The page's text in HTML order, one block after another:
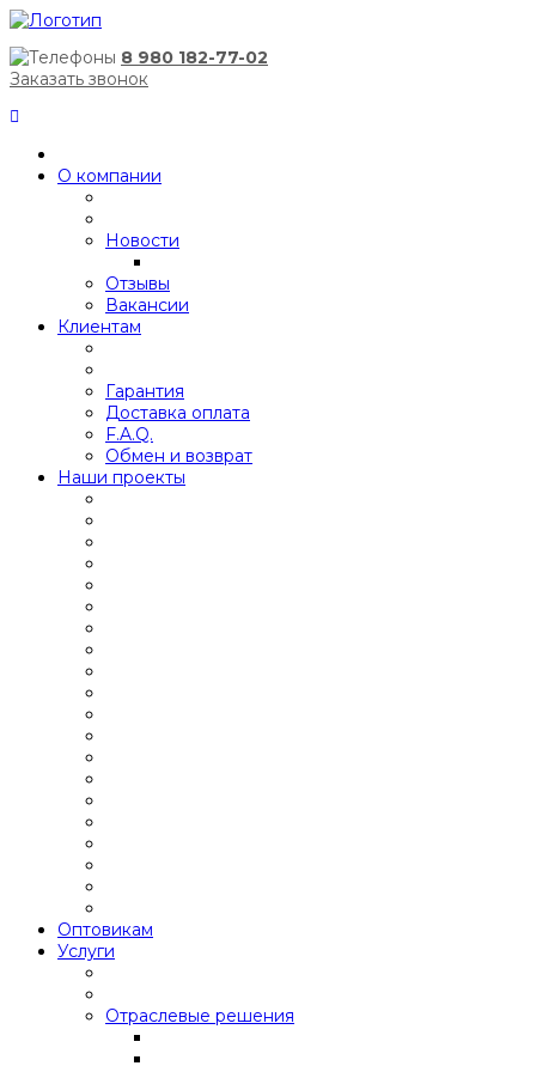
8 980 182-77-02
Заказать звонок
О компании
Новости
Отзывы
Вакансии
Клиентам
Гарантия
Доставка оплата
F.A.Q.
Обмен и возврат
Наши проекты
Оптовикам
Услуги
Отраслевые решения